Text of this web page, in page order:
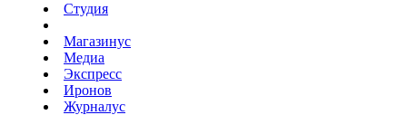
Студия
Магазинус
Медиа
Экспресс
Иронов
Журналус